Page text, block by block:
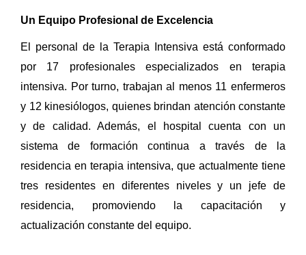
Un Equipo Profesional de Excelencia
El personal de la Terapia Intensiva está conformado
por 17 profesionales especializados en terapia
intensiva. Por turno, trabajan al menos 11 enfermeros
y 12 kinesiólogos, quienes brindan atención constante
y de calidad. Además, el hospital cuenta con un
sistema de formación continua a través de la
residencia en terapia intensiva, que actualmente tiene
tres residentes en diferentes niveles y un jefe de
residencia, promoviendo la capacitación y
actualización constante del equipo.